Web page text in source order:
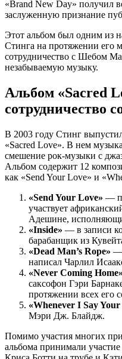
«Brand New Day» получил
заслуженную признание
Этот альбом был одним из
Стинга на протяжении его
сотрудничество с Шебом
незабываемую музыку.
Альбом «Sacred
сотрудничество
В 2003 году Стинг
«Sacred Love». В нем
смешение рок-музыки с
Альбом содержит 12
как «Send Your Love» и
«Send Your Love» —
участвует
Адешине,
«Inside» — в записи
барабанщик из
«Dead Man’s Rope» —
написал Чарлил
«Never Coming Home»
саксофон Гэри
протяжении всех его
«Whenever I Say Your
Мэри Дж. Блайдж.
Помимо участия многих
альбома принимали